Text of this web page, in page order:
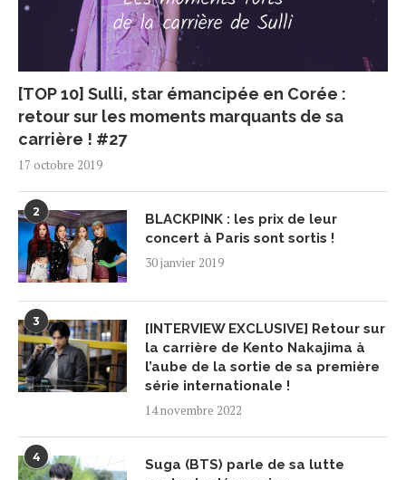
[TOP 10] Sulli, star émancipée en Corée :
retour sur les moments marquants de sa
carrière ! #27
17 octobre 2019
2
BLACKPINK : les prix de leur
concert à Paris sont sortis !
30 janvier 2019
3
[INTERVIEW EXCLUSIVE] Retour sur
la carrière de Kento Nakajima à
l’aube de la sortie de sa première
série internationale !
14 novembre 2022
4
Suga (BTS) parle de sa lutte